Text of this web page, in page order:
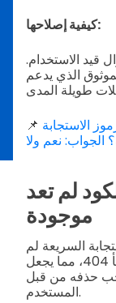
كيفية إصلاحها:
قيد الاستخدام.
الذي يدعم
📌 الاستجابة
الجواب: نعم ولا
لم تعد
موجودة
السريعة لم
تعد موجودة، فإنه يوجهك إلى صفحة خطأ 404، مما يجعل
حذفه من قبل
المستخدم.